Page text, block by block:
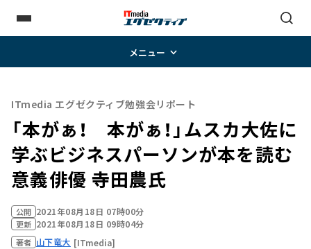
メニュー
ITmedia エグゼクティブ勉強会リポート
「本がぁ！ 本がぁ！」ムスカ大佐に
学ぶビジネスパーソンが本を読む
意義――俳優 寺田農氏
公開 2021年08月18日 07時00分
更新 2021年08月18日 09時04分
著者 山下竜大 [ITmedia]